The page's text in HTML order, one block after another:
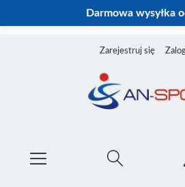
Darmowa wysyłka
Zarejestruj się